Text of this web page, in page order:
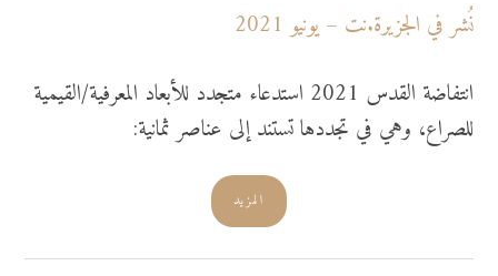
نُشر في الجزيرة.نت – يونيو 2021
انتفاضة القدس 2021 استدعاء متجدد للأبعاد المعرفية/القيمية
للصراع، وهي في تجددها تستند إلى عناصر ثمانية:
المزيد